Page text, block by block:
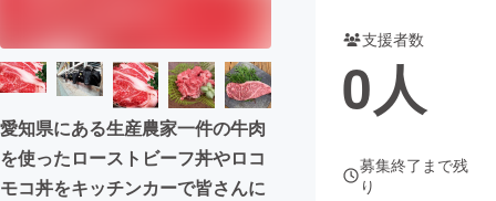
まちづくり・地域活性化
CAMPFIRE for Social Good
CAMPFIRE Creation
CAMPFIREふるさと納税machi-ya
愛知県にある生産農家一件の牛肉
を使ったローストビーフ丼やロコ
モコ丼をキッチンカーで皆さんに
支援者数
0人
募集終了まで残
り